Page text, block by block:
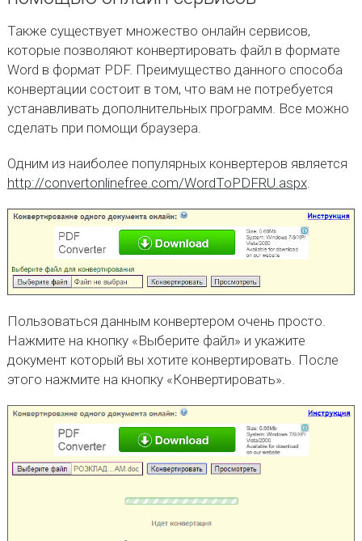
Также существует множество онлайн сервисов,
которые позволяют конвертировать файл в формате
Word в формат PDF. Преимущество данного способа
конвертации состоит в том, что вам не потребуется
устанавливать дополнительных программ. Все можно
сделать при помощи браузера.
Одним из наиболее популярных конвертеров является
http://convertonlinefree.com/WordToPDFRU.aspx.
Пользоваться данным конвертером очень просто.
Нажмите на кнопку «Выберите файл» и укажите
документ который вы хотите конвертировать. После
этого нажмите на кнопку «Конвертировать».